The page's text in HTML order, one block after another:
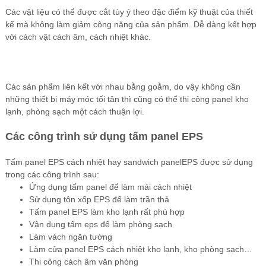
Các vật liệu có thể được cắt tùy ý theo đặc điểm kỹ thuật của thiết
kế mà không làm giảm công năng của sản phẩm. Dễ dàng kết hợp
với cách vật cách âm, cách nhiệt khác.
Các sản phẩm liên kết với nhau bằng goằm, do vậy không cần
những thiết bị máy móc tối tân thì cũng có thể thi công panel kho
lạnh, phòng sạch một cách thuận lợi.
Các công trình sử dụng tấm panel EPS
Tấm panel EPS cách nhiệt hay sandwich panelEPS được sử dụng
trong các công trình sau:
Ứng dụng tấm panel để làm mái cách nhiệt
Sử dụng tôn xốp EPS để làm trần thả
Tấm panel EPS làm kho lạnh rất phù hợp
Vận dụng tấm eps để làm phòng sạch
Làm vách ngăn tường
Làm cửa panel EPS cách nhiệt kho lạnh, kho phòng sạch…
Thi công cách âm văn phòng